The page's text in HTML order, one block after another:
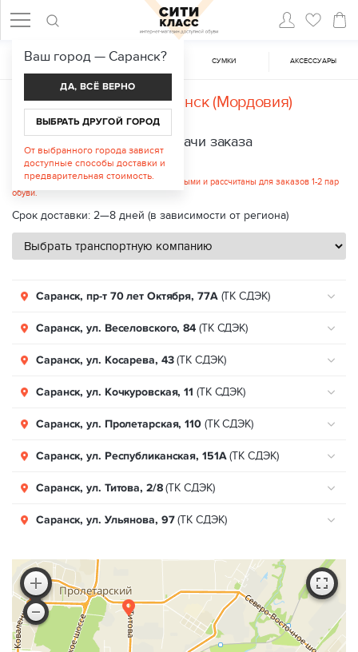
ЖЕНСКАЯ ОБУВЬ МУЖСКАЯ ОБУВЬ CУМКИ АКСЕССУАРЫ
Доставка вСаранск (Мордовия)
Пункты выдачи заказа
Стоимость услуги: от 300 руб.
Указанные цены являются ориентировочными и рассчитаны для заказов 1-2 пар
обуви.
Срок доставки: 2—8 дней (в зависимости от региона)
Саранск, пр-т 70 лет Октября, 77А(ТК СДЭК)
Саранск, ул. Веселовского, 84 (ТК СДЭК)
Саранск, ул. Косарева, 43(ТК СДЭК)
Саранск, ул. Кочкуровская, 11 (ТК СДЭК)
Саранск, ул. Пролетарская, 110(ТК СДЭК)
Саранск, ул. Республиканская, 151А(ТК СДЭК)
Саранск, ул. Титова, 2/8(ТК СДЭК)
Саранск, ул. Ульянова, 97(ТК СДЭК)
Ваш город — Саранск?
ДА, ВСЁ ВЕРНО
ВЫБРАТЬ ДРУГОЙ ГОРОД
От выбранного города зависят
доступные способы доставки и
предварительная стоимость.